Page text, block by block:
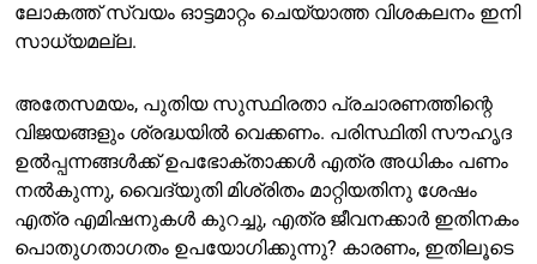
ലോകത്ത് സ്വയം ഓട്ടമാറ്റം ചെയ്യാത്ത വിശകലനം ഇനി
സാധ്യമല്ല.
അതേസമയം, പുതിയ സുസ്ഥിരതാ പ്രചാരണത്തിന്റെ
വിജയങ്ങളും ശ്രദ്ധയിൽ വെക്കണം. പരിസ്ഥിതി സൗഹൃദ
ഉൽപ്പന്നങ്ങൾക്ക് ഉപഭോക്താക്കൾ എത്ര അധികം പണം
നൽകുന്നു, വൈദ്യുതി മിശ്രിതം മാറ്റിയതിനു ശേഷം
എത്ര എമിഷനുകൾ കുറച്ചു, എത്ര ജീവനക്കാർ ഇതിനകം
പൊതുഗതാഗതം ഉപയോഗിക്കുന്നു? കാരണം, ഇതിലൂടെ